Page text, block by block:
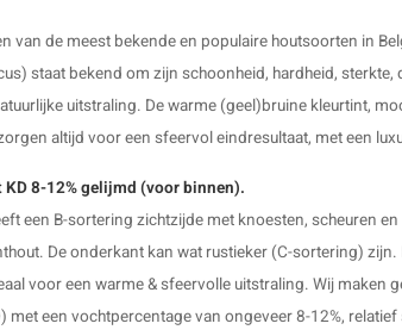
van de meest bekende en populaire houtsoorten in
staat bekend om zijn schoonheid, hardheid, sterkte,
uitstraling. De warme (geel)bruine kleurtint,
altijd voor een sfeervol eindresultaat, met een
8-12% gelijmd (voor binnen).
een B-sortering zichtzijde met knoesten, scheuren
De onderkant kan wat rustieker (C-sortering)
voor een warme & sfeervolle uitstraling. Wij maken
een vochtpercentage van ongeveer 8-12%,